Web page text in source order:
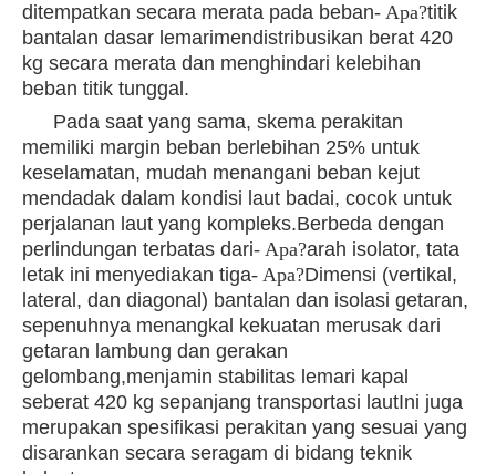
ditempatkan secara merata pada beban- Apa?titik
bantalan dasar lemarimendistribusikan berat 420
kg secara merata dan menghindari kelebihan
beban titik tunggal.
Pada saat yang sama, skema perakitan
memiliki margin beban berlebihan 25% untuk
keselamatan, mudah menangani beban kejut
mendadak dalam kondisi laut badai, cocok untuk
perjalanan laut yang kompleks.Berbeda dengan
perlindungan terbatas dari- Apa?arah isolator, tata
letak ini menyediakan tiga- Apa?Dimensi (vertikal,
lateral, dan diagonal) bantalan dan isolasi getaran,
sepenuhnya menangkal kekuatan merusak dari
getaran lambung dan gerakan
gelombang,menjamin stabilitas lemari kapal
seberat 420 kg sepanjang transportasi lautIni juga
merupakan spesifikasi perakitan yang sesuai yang
disarankan secara seragam di bidang teknik